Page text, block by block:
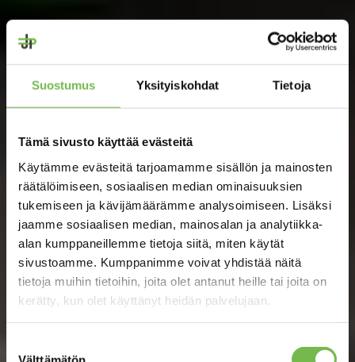
Suostumus Yksityiskohdat Tietoja
Tämä sivusto käyttää evästeitä
Käytämme evästeitä tarjoamamme sisällön ja mainosten
räätälöimiseen, sosiaalisen median ominaisuuksien
tukemiseen ja kävijämäärämme analysoimiseen. Lisäksi
jaamme sosiaalisen median, mainosalan ja analytiikka-
alan kumppaneillemme tietoja siitä, miten käytät
sivustoamme. Kumppanimme voivat yhdistää näitä
tietoja muihin tietoihin, joita olet antanut heille tai joita on
kerätty, kun olet käyttänyt heidän palvelujaan.